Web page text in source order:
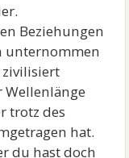
Beziehungen
unternommen
zivilisiert
trotz des
hat.
du hast doch